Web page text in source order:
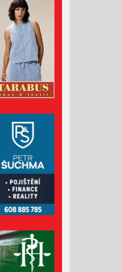
Duben 2023
Březen 2023
Únor 2023
Leden 2023
Prosinec 2022
Listopad 2022
Říjen 2022
Srpen 2022
Červenec 2022
Červen 2022
Květen 2022
Duben 2022
Březen 2022
Únor 2022
Prosinec 2021
Listopad 2021